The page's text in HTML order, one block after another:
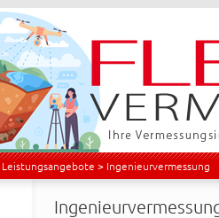
Leistungsangebote > Ingenieurvermessung